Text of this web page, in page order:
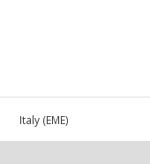
in Italy (EME)